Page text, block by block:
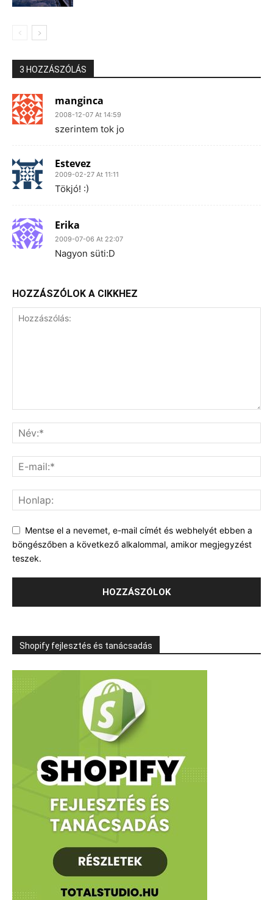
3 HOZZÁSZÓLÁS
manginca
2008-12-07 At 14:59
szerintem tok jo
Estevez
2009-02-27 At 11:11
Tökjó! :)
Erika
2009-07-06 At 22:07
Nagyon süti:D
HOZZÁSZÓLOK A CIKKHEZ
Mentse el a nevemet, e-mail címét és webhelyét ebben a
böngészőben a következő alkalommal, amikor megjegyzést
teszek.
Shopify fejlesztés és tanácsadás